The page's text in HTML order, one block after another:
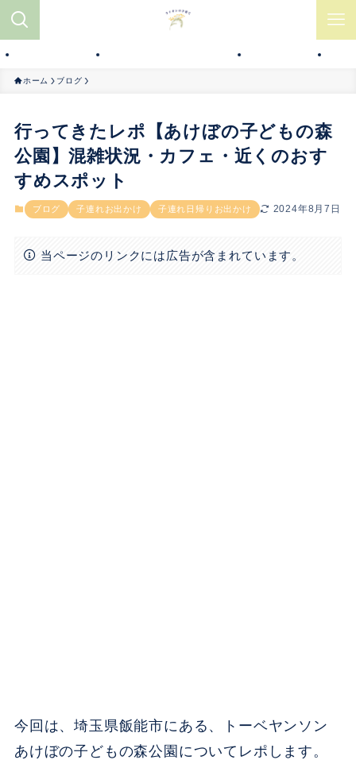
子育てアイテム お部屋作り・おうちモンテ 知育おもちゃ
ホーム ブログ
行ってきたレポ【あけぼの子どもの森
公園】混雑状況・カフェ・近くのおす
すめスポット
ブログ 子連れお出かけ 子連れ日帰りお出かけ 2024年8月7日
当ページのリンクには広告が含まれています。
今回は、埼玉県飯能市にある、トーベヤンソン
あけぼの子どもの森公園についてレポします。